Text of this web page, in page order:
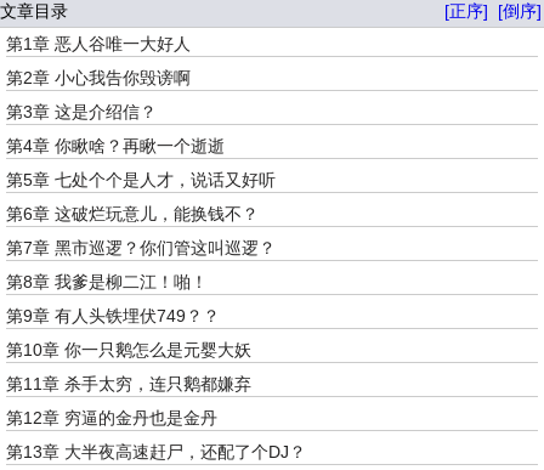
文章目录 [正序]
[倒序]
第1章 恶人谷唯一大好人
第2章 小心我告你毁谤啊
第3章 这是介绍信？
第4章 你瞅啥？再瞅一个逝逝
第5章 七处个个是人才，说话又好听
第6章 这破烂玩意儿，能换钱不？
第7章 黑市巡逻？你们管这叫巡逻？
第8章 我爹是柳二江！啪！
第9章 有人头铁埋伏749？？
第10章 你一只鹅怎么是元婴大妖
第11章 杀手太穷，连只鹅都嫌弃
第12章 穷逼的金丹也是金丹
第13章 大半夜高速赶尸，还配了个DJ？